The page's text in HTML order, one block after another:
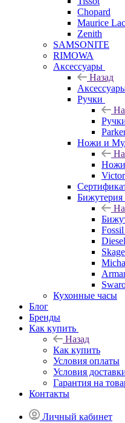
Chopard
Maurice
Zenith
SAMSONITE
RIMOWA
Аксессуары
Назад
Ручки
Ножи и
Ножи
Бижутерия
Кухонные часы
Блог
Бренды
Как купить
Назад
Как купить
Условия оплаты
Условия
Гарантия на
Контакты
Личный кабинет